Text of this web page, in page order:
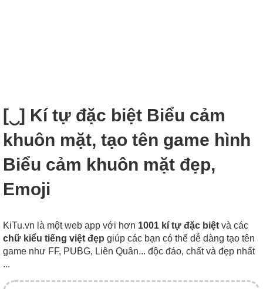
[‿] Kí tự đặc biệt Biểu cảm
khuôn mặt, tạo tên game hình
Biểu cảm khuôn mặt đẹp,
Emoji
KiTu.vn là một web app với hơn 1001 kí tự đặc biệt và các
chữ kiểu tiếng việt đẹp giúp các bạn có thể dễ dàng tạo tên
game như FF, PUBG, Liên Quân... độc đáo, chất và đẹp nhất
...